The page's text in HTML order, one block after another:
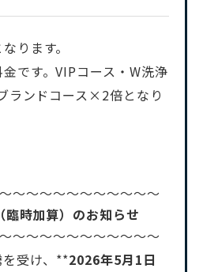
ります。
です。VIPコース・W洗浄
ランドコース×2倍となり
～～～～～～～～～～～
臨時加算）のお知らせ
～～～～～～～～～～～
受け、**2026年5月1日